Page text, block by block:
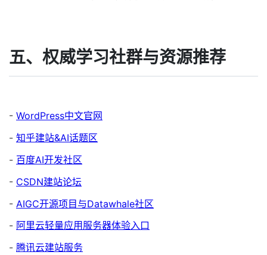
五、权威学习社群与资源推荐
- WordPress中文官网
- 知乎建站&AI话题区
- 百度AI开发社区
- CSDN建站论坛
- AIGC开源项目与Datawhale社区
- 阿里云轻量应用服务器体验入口
- 腾讯云建站服务